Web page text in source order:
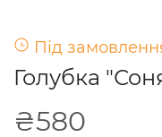
Під
Голубка
₴580